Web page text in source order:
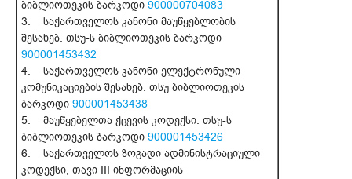
ბიბლიოთეკის ბარკოდი 900000704083
3. საქართველოს კანონი მაუწყებლობის
შესახებ. თსუ-ს ბიბლიოთეკის ბარკოდი
900001453432
4. საქართველოს კანონი ელექტრონული
კომუნიკაციების შესახებ. თსუ ბიბლიოთეკის
ბარკოდი 900001453438
5. მაუწყებელთა ქცევის კოდექსი. თსუ-ს
ბიბლიოთეკის ბარკოდი 900001453426
6. საქართველოს ზოგადი ადმინისტრაციული
კოდექსი, თავი III ინფორმაციის